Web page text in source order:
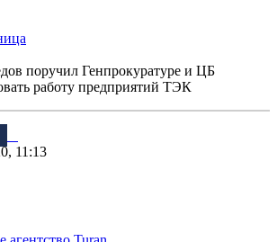
поручил Генпрокуратуре и ЦБ
работу предприятий ТЭК
11:13